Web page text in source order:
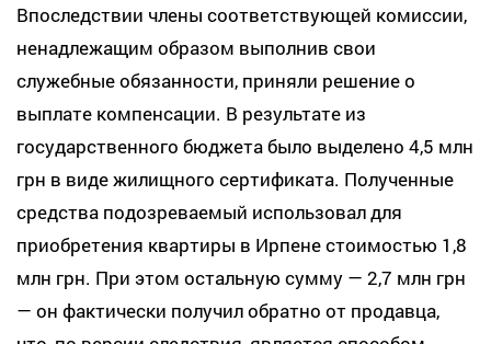
Впоследствии члены соответствующей комиссии,
ненадлежащим образом выполнив свои
служебные обязанности, приняли решение о
выплате компенсации. В результате из
государственного бюджета было выделено 4,5 млн
грн в виде жилищного сертификата. Полученные
средства подозреваемый использовал для
приобретения квартиры в Ирпене стоимостью 1,8
млн грн. При этом остальную сумму — 2,7 млн грн
— он фактически получил обратно от продавца,